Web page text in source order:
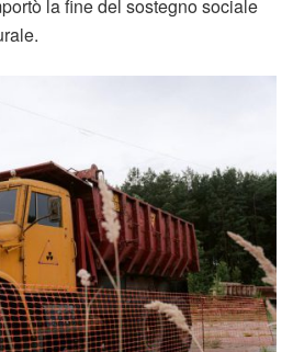
la fine del sostegno sociale